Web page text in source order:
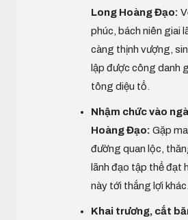
Long Hoàng Đạo:
phúc, bách niên giai
càng thịnh vượng,
lập được công danh
tông diệu tổ.
Nhậm chức vào
Hoàng Đạo: Gặp
đường quan lộc,
lãnh đạo tập thể đạt
này tới thắng lợi khác.
Khai trương, cắt